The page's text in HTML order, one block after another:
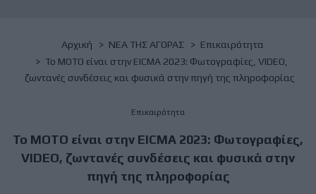
Breadcrumb
Αρχική NΕΑ ΤΗΣ ΑΓΟΡΑΣ
Επικαιρότητα
Το ΜΟΤΟ είναι στην EICMA 2023: Φωτογραφίες, VIDEO,
ζωντανές συνδέσεις και φυσικά στην πηγή της πληροφορίας
Επικαιρότητα
Το ΜΟΤΟ είναι στην EICMA 2023: Φωτογραφίες,
VIDEO, ζωντανές συνδέσεις και φυσικά στην
πηγή της πληροφορίας